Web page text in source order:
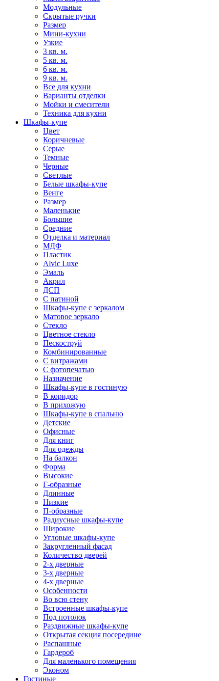
Модульные
Скрытые ручки
Размер
Мини-кухни
Узкие
3 кв. м.
5 кв. м.
6 кв. м.
9 кв. м.
Все для кухни
Варианты отделки
Мойки и смесители
Техника для кухни
Шкафы-купе
Цвет
Коричневые
Серые
Темные
Черные
Светлые
Белые шкафы-купе
Венге
Размер
Маленькие
Большие
Средние
Отделка и материал
МДФ
Пластик
Alvic Luxe
Эмаль
Акрил
ДСП
С патиной
Шкафы-купе с зеркалом
Матовое зеркало
Стекло
Цветное стекло
Пескоструй
Комбинированные
С витражами
С фотопечатью
Назначение
Шкафы-купе в гостиную
В коридор
В прихожую
Шкафы-купе в спальню
Детские
Офисные
Для книг
Для одежды
На балкон
Форма
Высокие
Г-образные
Длинные
Низкие
П-образные
Радиусные шкафы-купе
Широкие
Угловые шкафы-купе
Закругленный фасад
Количество дверей
2-х дверные
3-х дверные
4-х дверные
Особенности
Во всю стену
Встроенные шкафы-купе
Под потолок
Раздвижные шкафы-купе
Открытая секция посередине
Распашные
Гардероб
Для маленького помещения
Эконом
Гостиные